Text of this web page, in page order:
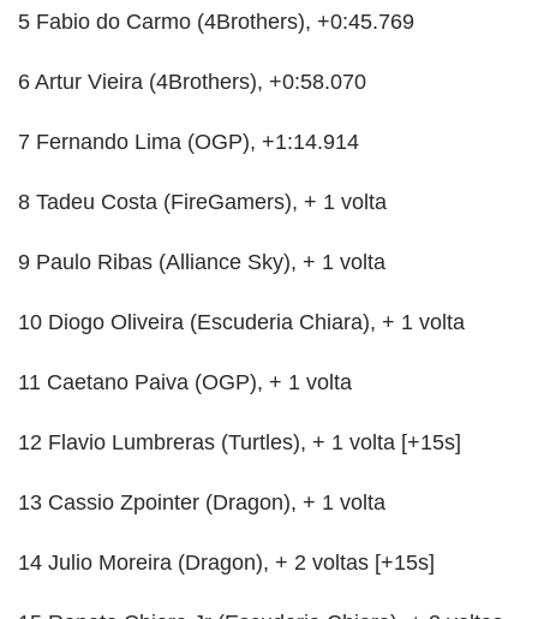
5 Fabio do Carmo (4Brothers), +0:45.769
6 Artur Vieira (4Brothers), +0:58.070
7 Fernando Lima (OGP), +1:14.914
8 Tadeu Costa (FireGamers), + 1 volta
9 Paulo Ribas (Alliance Sky), + 1 volta
10 Diogo Oliveira (Escuderia Chiara), + 1 volta
11 Caetano Paiva (OGP), + 1 volta
12 Flavio Lumbreras (Turtles), + 1 volta [+15s]
13 Cassio Zpointer (Dragon), + 1 volta
14 Julio Moreira (Dragon), + 2 voltas [+15s]